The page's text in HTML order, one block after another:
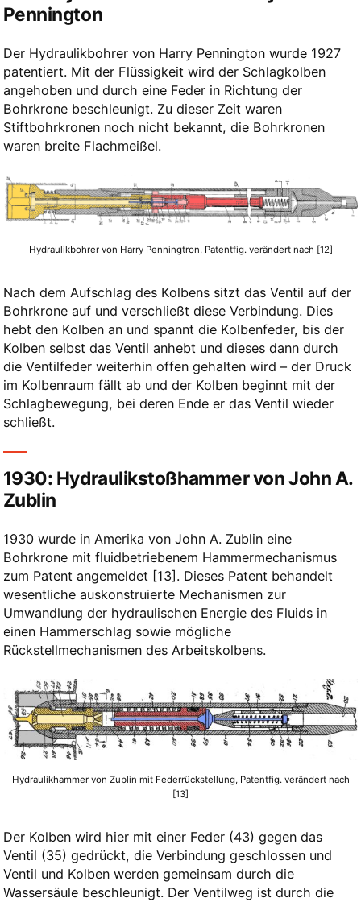
Pennington
Der Hydraulikbohrer von Harry Pennington wurde 1927
patentiert. Mit der Flüssigkeit wird der Schlagkolben
angehoben und durch eine Feder in Richtung der
Bohrkrone beschleunigt. Zu dieser Zeit waren
Stiftbohrkronen noch nicht bekannt, die Bohrkronen
waren breite Flachmeißel.
Hydraulikbohrer von Harry Penningtron, Patentfig. verändert nach [12]
Nach dem Aufschlag des Kolbens sitzt das Ventil auf der
Bohrkrone auf und verschließt diese Verbindung. Dies
hebt den Kolben an und spannt die Kolbenfeder, bis der
Kolben selbst das Ventil anhebt und dieses dann durch
die Ventilfeder weiterhin offen gehalten wird – der Druck
im Kolbenraum fällt ab und der Kolben beginnt mit der
Schlagbewegung, bei deren Ende er das Ventil wieder
schließt.
1930: Hydraulikstoßhammer von John A.
Zublin
1930 wurde in Amerika von John A. Zublin eine
Bohrkrone mit fluidbetriebenem Hammermechanismus
zum Patent angemeldet ​[13]​. Dieses Patent behandelt
wesentliche auskonstruierte Mechanismen zur
Umwandlung der hydraulischen Energie des Fluids in
einen Hammerschlag sowie mögliche
Rückstellmechanismen des Arbeitskolbens.
Hydraulikhammer von Zublin mit Federrückstellung, Patentfig. verändert nach
[13]
Der Kolben wird hier mit einer Feder (43) gegen das
Ventil (35) gedrückt, die Verbindung geschlossen und
Ventil und Kolben werden gemeinsam durch die
Wassersäule beschleunigt. Der Ventilweg ist durch die